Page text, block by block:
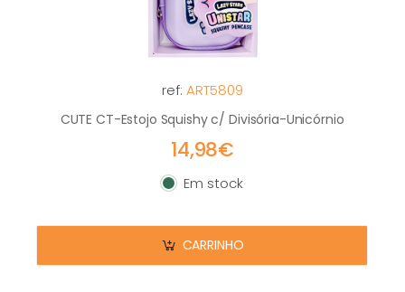
ref: ART5809
CUTE CT-Estojo Squishy c/ Divisória-Unicórnio
14,98€
Em stock
Em stock
CARRINHO